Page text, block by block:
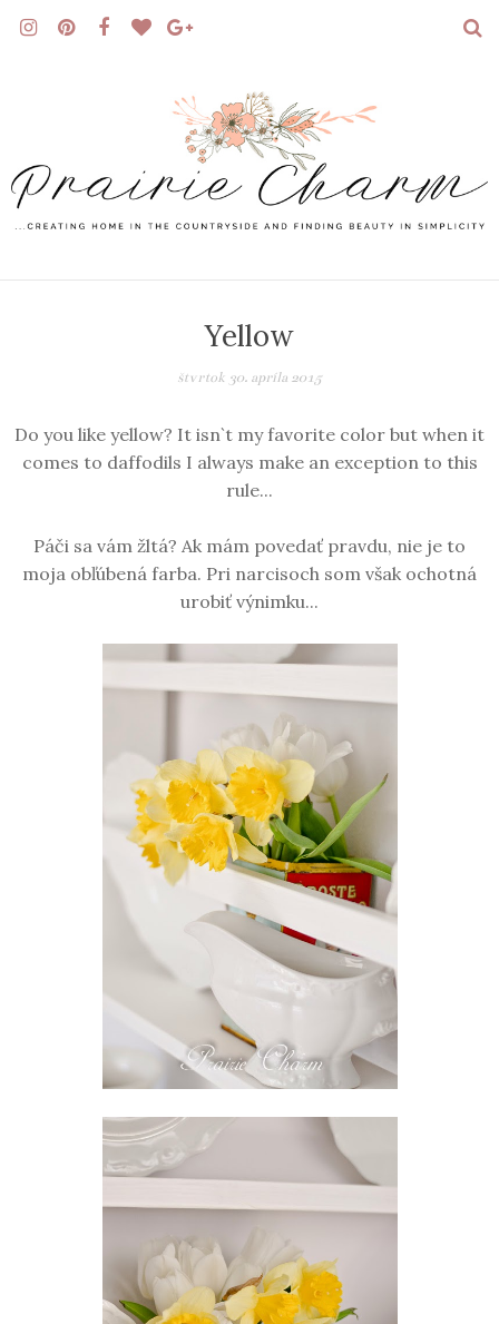
Yellow
štvrtok 30. apríla 2015
Do you like yellow? It isn`t my favorite color but when it
comes to daffodils I always make an exception to this
rule...
Páči sa vám žltá? Ak mám povedať pravdu, nie je to
moja obľúbená farba. Pri narcisoch som však ochotná
urobiť výnimku...